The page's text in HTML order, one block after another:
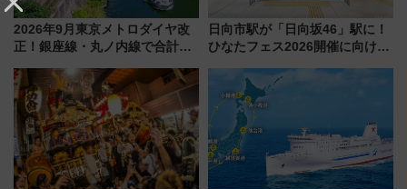
2026年9月東京メトロダイヤ改
正！銀座線・丸ノ内線で合計
待
日向市駅が「日向坂46」駅に！
ひなたフェス2026開催に向けJR
全力応援 夜行列車「ドリーム
おひさま号」も走る